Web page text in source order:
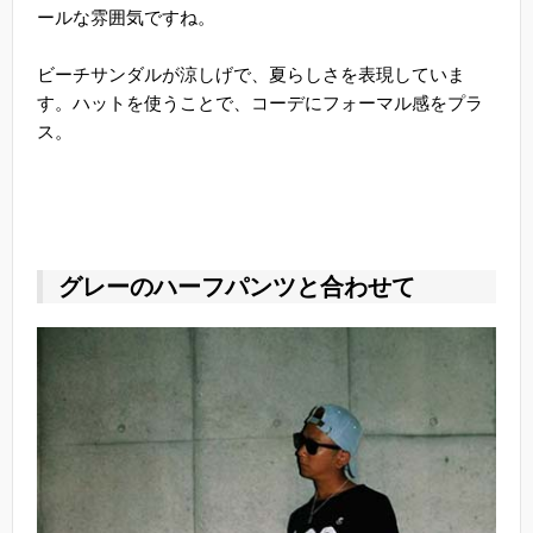
ールな雰囲気ですね。
ビーチサンダルが涼しげで、夏らしさを表現していま
す。ハットを使うことで、コーデにフォーマル感をプラ
ス。
グレーのハーフパンツと合わせて